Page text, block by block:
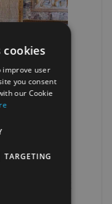
蒂尼山。这是罗
色，并深入了解永
最令人印象深刻的
和宏伟，它象征着
的景点之一。漫步
富历史中，罗马帝
馆，欣赏世界上一
罗马最美丽的别墅
和巴洛克时期的
cookies
improve user
you consent
our Cookie
TARGETING